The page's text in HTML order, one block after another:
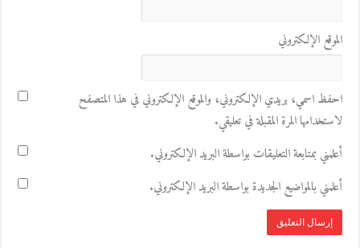
الموقع الإلكتروني
احفظ اسمي، بريدي الإلكتروني، والموقع الإلكتروني في هذا المتصفح
لاستخدامها المرة المقبلة في تعليقي.
أعلمني بمتابعة التعليقات بواسطة البريد الإلكتروني.
أعلمني بالمواضيع الجديدة بواسطة البريد الإلكتروني.